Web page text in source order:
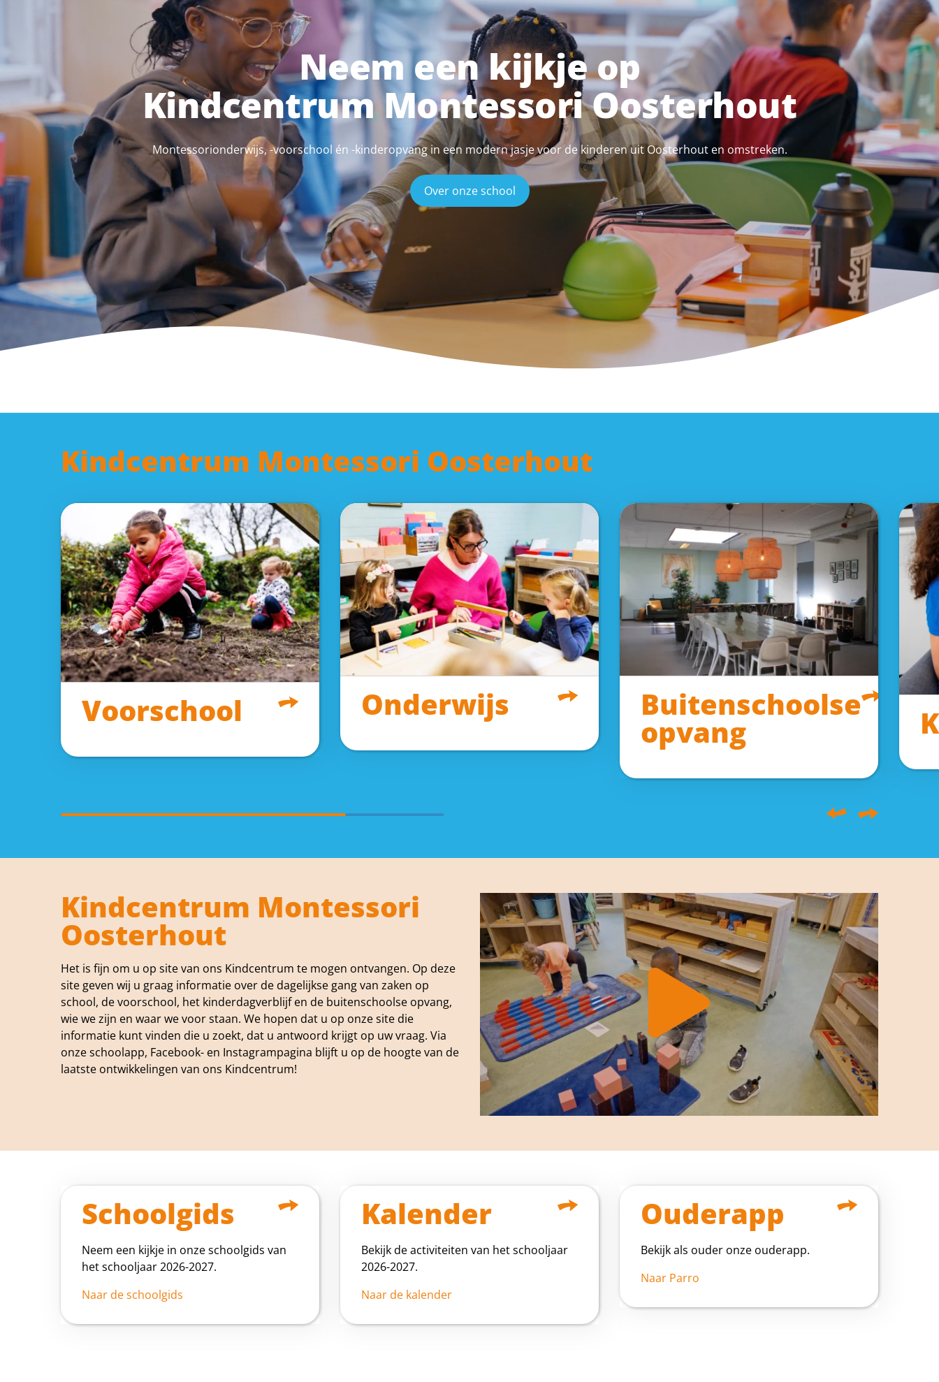
Neem een kijkje op
Kindcentrum Montessori Oosterhout
Montessorionderwijs, -voorschool én -kinderopvang in een modern jasje voor de kinderen uit Oosterhout en omstreken.
Over onze school
Kindcentrum Montessori Oosterhout
Voorschool Onderwijs Buitenschoolse
opvang
Kindcentrum Montessori
Oosterhout
Het is fijn om u op site van ons Kindcentrum te mogen ontvangen. Op deze
site geven wij u graag informatie over de dagelijkse gang van zaken op
school, de voorschool, het kinderdagverblijf en de buitenschoolse opvang,
wie we zijn en waar we voor staan. We hopen dat u op onze site die
informatie kunt vinden die u zoekt, dat u antwoord krijgt op uw vraag. Via
onze schoolapp, Facebook- en Instagrampagina blijft u op de hoogte van de
laatste ontwikkelingen van ons Kindcentrum!
Schoolgids
Neem een kijkje in onze schoolgids van
het schooljaar 2026-2027.
Naar de schoolgids
Kalender
Bekijk de activiteiten van het schooljaar
2026-2027.
Naar de kalender
Ouderapp
Bekijk als ouder onze ouderapp.
Naar Parro